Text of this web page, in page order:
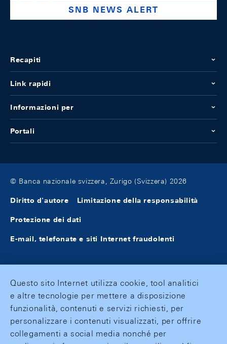
SNB NEWS ALERT
Recapiti
Link rapidi
Informazioni per
Portali
© Banca nazionale svizzera, Zurigo (Svizzera) 2026
Diritto d'autore Limitazione della responsabilità
Protezione dei dati
E-mail, telefonate e siti Internet fraudolenti
Questo sito Internet utilizza cookie, tool analitici
e altre tecnologie per mettere a disposizione
funzionalità, contenuti e servizi richiesti, per
personalizzare i contenuti visualizzati, per offrire
collegamenti a social media nonché per